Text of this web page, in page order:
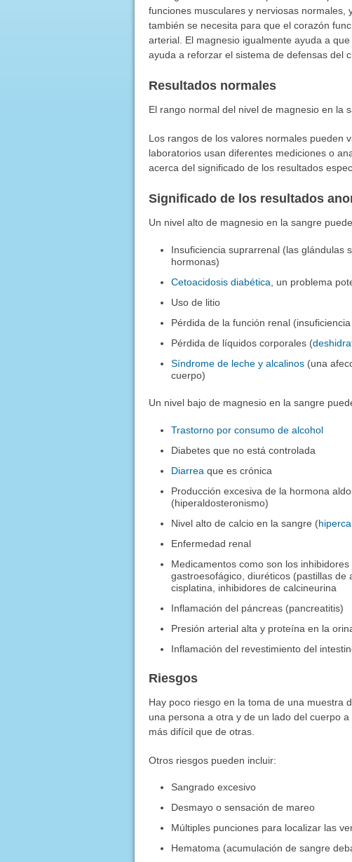
funciones musculares y nerviosas
también se necesita para que el corazón
arterial. El magnesio igualmente ayuda a
ayuda a reforzar el sistema de defensas del
Resultados normales
El rango normal del nivel de magnesio en la
Los rangos de los valores normales pueden
laboratorios usan diferentes mediciones o
acerca del significado de los resultados
Significado de los resultados
Un nivel alto de magnesio en la sangre
Insuficiencia suprarrenal (las glándulas
hormonas)
Cetoacidosis diabética , un problema
Uso de litio
Pérdida de la función renal
Pérdida de líquidos corporales (
Síndrome de leche y alcalinos (una
cuerpo)
Un nivel bajo de magnesio en la sangre
Trastorno por consumo de alcohol
Diabetes que no está controlada
Diarrea que es crónica
Producción excesiva de la hormona
(hiperaldosteronismo)
Nivel alto de calcio en la sangre (
Enfermedad renal
Medicamentos como son los
gastroesofágico, diuréticos (pastillas de
cisplatina, inhibidores de calcineurina
Inflamación del páncreas (pancreatitis)
Presión arterial alta y proteína en la
Inflamación del revestimiento del
Riesgos
Hay poco riesgo en la toma de una muestra
una persona a otra y de un lado del cuerpo
más difícil que de otras.
Otros riesgos pueden incluir:
Sangrado excesivo
Desmayo o sensación de mareo
Múltiples punciones para localizar las
Hematoma (acumulación de sangre